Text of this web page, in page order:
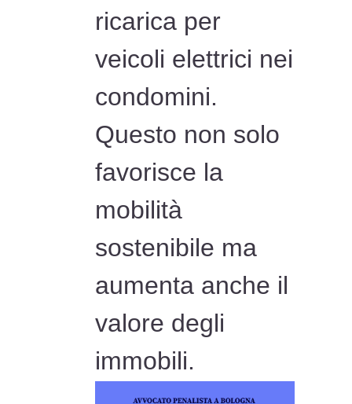
ricarica per
veicoli elettrici nei
condomini.
Questo non solo
favorisce la
mobilità
sostenibile ma
aumenta anche il
valore degli
immobili.